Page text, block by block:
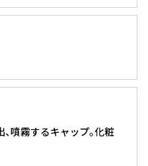
､噴霧するキャップ｡化粧